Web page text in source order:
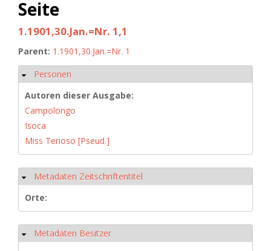
Seite
1.1901,30.Jan.=Nr. 1,1
Parent: 1.1901,30.Jan.=Nr. 1
Hide
Personen
Autoren dieser Ausgabe:
Campolongo
Isoca
Miss Terioso [Pseud.]
Hide
Metadaten Zeitschriftentitel
Orte:
Hide
Metadaten Besitzer